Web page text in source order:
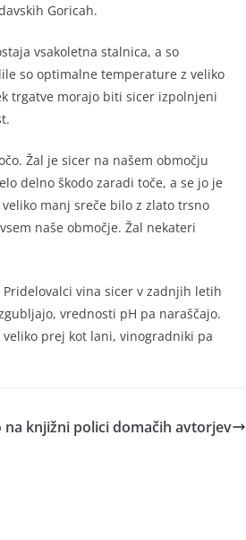
Goricah.
vsakoletna stalnica, a so
so optimalne temperature z veliko
trgatve morajo biti sicer izpolnjeni
Žal je sicer na našem območju
delno škodo zaradi toče, a se jo je
manj sreče bilo z zlato trsno
naše območje. Žal nekateri
vina sicer v zadnjih letih
vrednosti pH pa naraščajo.
prej kot lani, vinogradniki pa
na knjižni polici domačih avtorjev